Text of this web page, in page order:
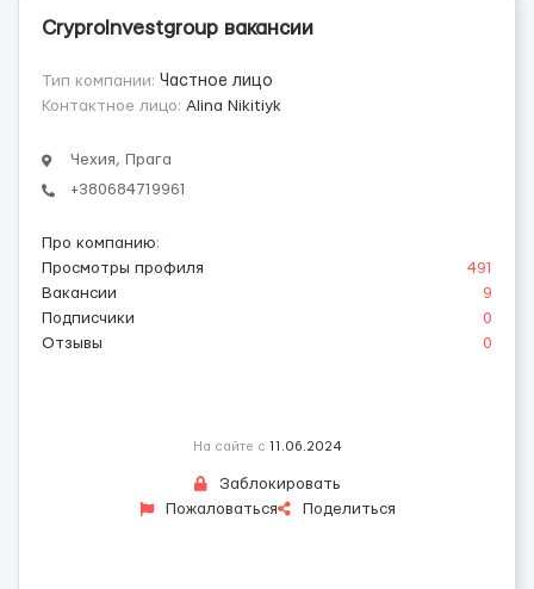
CryproInvestgroup вакансии
Тип компании: Частное лицо
Контактное лицо: Alina Nikitiyk
Чехия, Прага
+380684719961
Про компанию:
Просмотры профиля
491
Вакансии
9
Подписчики
0
Отзывы
0
На сайте с 11.06.2024
Заблокировать
Пожаловаться
Поделиться